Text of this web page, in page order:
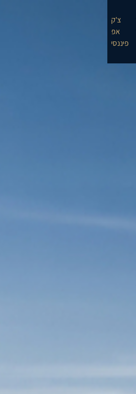
צ'ק
אפ
פיננסי